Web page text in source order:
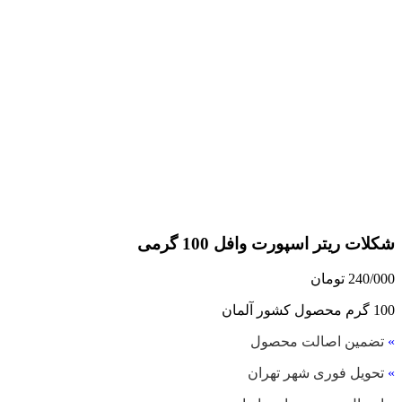
شکلات ریتر اسپورت وافل 100 گرمی
240/000 تومان
100 گرم محصول کشور آلمان
» تضمین اصالت محصول
» تحویل فوری شهر تهران